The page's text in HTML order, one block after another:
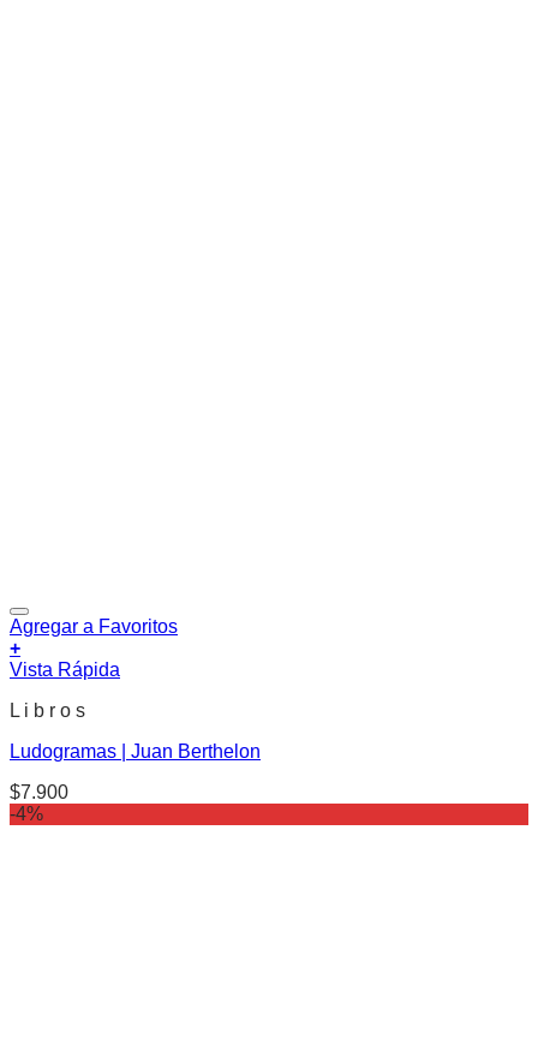
Agregar a Favoritos
+
Vista Rápida
L i b r o s
Ludogramas | Juan Berthelon
$7.900
-4%